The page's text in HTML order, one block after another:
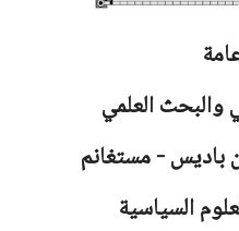
والبحث العلمي
باديس - مستغانم
السياسية